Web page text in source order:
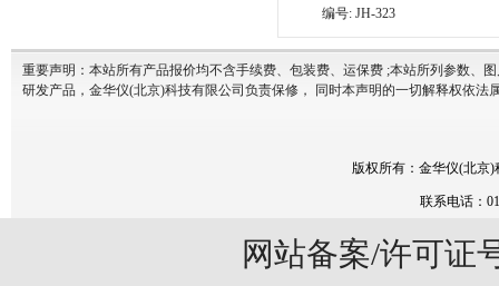
编号: JH-323
重要声明：本站所有产品报价均不含手续费、包装费、运保费 ;本站所列参数、
研发产品，金华仪(北京)科技有限公司负责保修， 同时本声明的一切解释权依法
版权所有： 金华仪(北京
联系电话：
网站备案/许可证